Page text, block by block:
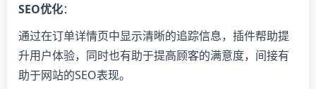
SEO优化：
通过在订单详情页中显示清晰的追踪信息，插件帮助提
升用户体验，同时也有助于提高顾客的满意度，间接有
助于网站的SEO表现。